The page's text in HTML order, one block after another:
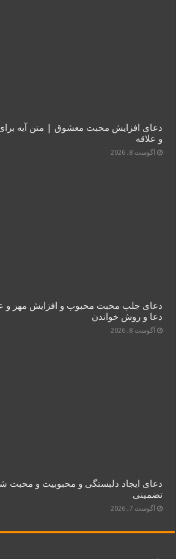
دعای افزایش محبت معشوق | متن آیه
و علاقه
آگوست 8, 2026
دعای جلب محبت محبوب و افزایش مهر و
دعا و روش خواندن
آگوست 8, 2026
دعای ایجاد دلبستگی و محبوبیت و محبت
تضمینی
آگوست 7, 2026